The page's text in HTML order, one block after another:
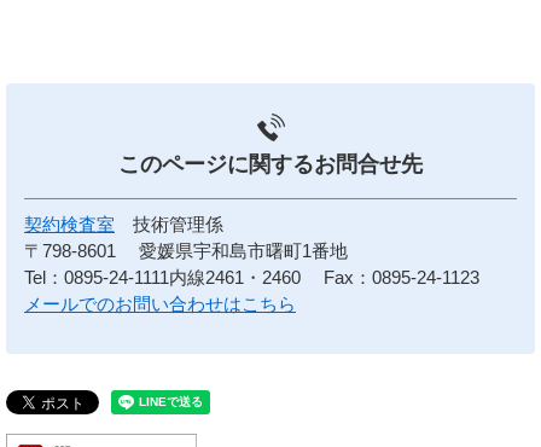
このページに関するお問合せ先
契約検査室
技術管理係
〒798-8601
愛媛県宇和島市曙町1番地
Tel：0895-24-1111内線2461・2460
Fax：0895-24-1123
メールでのお問い合わせはこちら